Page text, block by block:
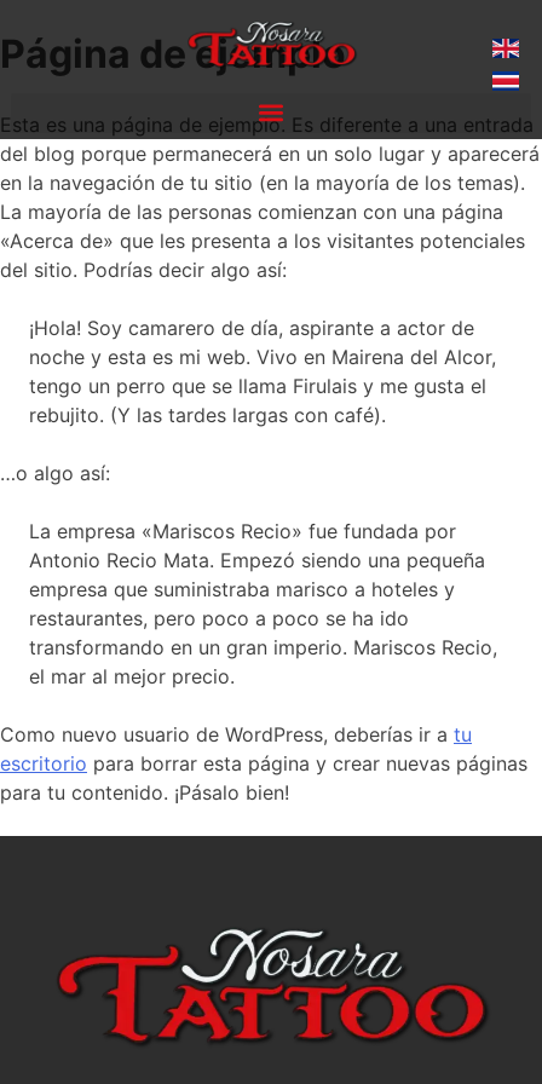
Página de ejemplo
Esta es una página de ejemplo. Es diferente a una entrada
del blog porque permanecerá en un solo lugar y aparecerá
en la navegación de tu sitio (en la mayoría de los temas).
La mayoría de las personas comienzan con una página
«Acerca de» que les presenta a los visitantes potenciales
del sitio. Podrías decir algo así:
¡Hola! Soy camarero de día, aspirante a actor de
noche y esta es mi web. Vivo en Mairena del Alcor,
tengo un perro que se llama Firulais y me gusta el
rebujito. (Y las tardes largas con café).
…o algo así:
La empresa «Mariscos Recio» fue fundada por
Antonio Recio Mata. Empezó siendo una pequeña
empresa que suministraba marisco a hoteles y
restaurantes, pero poco a poco se ha ido
transformando en un gran imperio. Mariscos Recio,
el mar al mejor precio.
Como nuevo usuario de WordPress, deberías ir a tu
escritorio para borrar esta página y crear nuevas páginas
para tu contenido. ¡Pásalo bien!